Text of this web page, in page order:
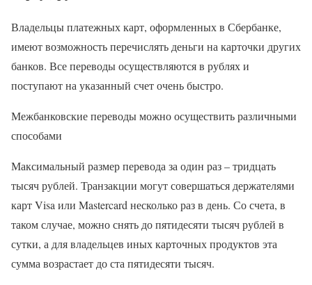
Владельцы платежных карт, оформленных в Сбербанке,
имеют возможность перечислять деньги на карточки других
банков. Все переводы осуществляются в рублях и
поступают на указанный счет очень быстро.
Межбанковские переводы можно осуществить различными
способами
Максимальный размер перевода за один раз – тридцать
тысяч рублей. Транзакции могут совершаться держателями
карт Visa или Mastercard несколько раз в день. Со счета, в
таком случае, можно снять до пятидесяти тысяч рублей в
сутки, а для владельцев иных карточных продуктов эта
сумма возрастает до ста пятидесяти тысяч.